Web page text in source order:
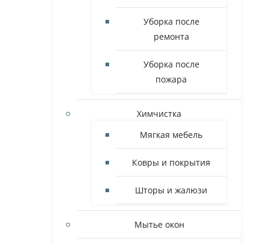
Уборка после
ремонта
Уборка после
пожара
Химчистка
Мягкая мебель
Ковры и покрытия
Шторы и жалюзи
Мытье окон